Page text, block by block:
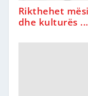
Rikthehet
dhe kulturës ...